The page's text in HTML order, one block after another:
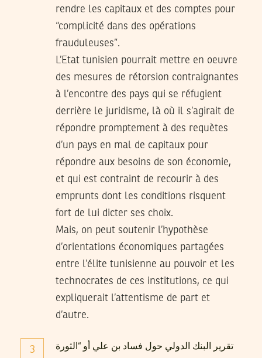
rendre les capitaux et des comptes pour
“complicité dans des opérations
frauduleuses”.
L’Etat tunisien pourrait mettre en oeuvre
des mesures de rétorsion contraignantes
à l’encontre des pays qui se réfugient
derrière le juridisme, là où il s’agirait de
répondre promptement à des requètes
d’un pays en mal de capitaux pour
répondre aux besoins de son économie,
et qui est contraint de recourir à des
emprunts dont les conditions risquent
fort de lui dicter ses choix.
Mais, on peut soutenir l’hypothèse
d’orientations économiques partagées
entre l’élite tunisienne au pouvoir et les
technocrates de ces institutions, ce qui
expliquerait l’attentisme de part et
d’autre.
3
تقرير البنك الدولي حول فساد بن علي أو “الثورة